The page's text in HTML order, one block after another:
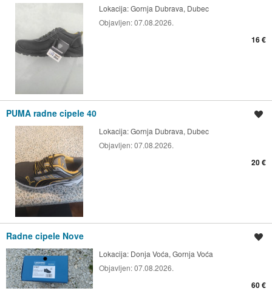
Lokacija:Gornja Dubrava, Dubec
Objavljen:07.08.2026.
16 €
PUMA radne cipele 40
Lokacija:Gornja Dubrava, Dubec
Objavljen:07.08.2026.
20 €
Radne cipele Nove
Lokacija: Donja Voća, Gornja Voća
Objavljen:07.08.2026.
60 €